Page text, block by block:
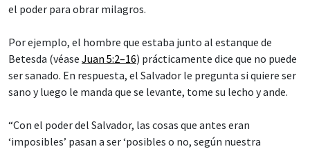
el poder para obrar milagros.
Por ejemplo, el hombre que estaba junto al estanque de
Betesda (véase Juan 5:2–16) prácticamente dice que no puede
ser sanado. En respuesta, el Salvador le pregunta si quiere ser
sano y luego le manda que se levante, tome su lecho y ande.
“Con el poder del Salvador, las cosas que antes eran
‘imposibles’ pasan a ser ‘posibles o no, según nuestra